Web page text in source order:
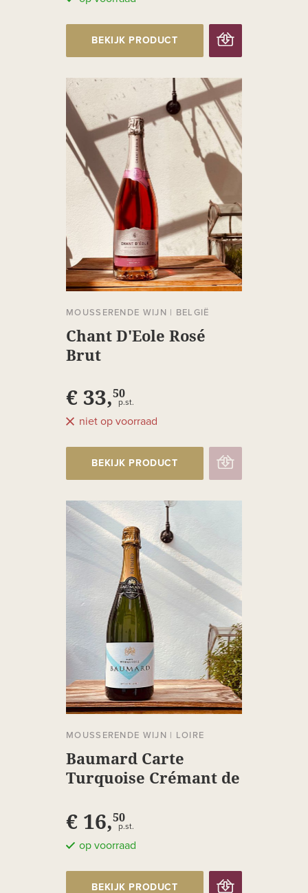
BEKIJK PRODUCT
MOUSSERENDE WIJN | BELGIË
Chant D'Eole Rosé
Brut
€ 33,50
p.st.
niet op voorraad
BEKIJK PRODUCT
MOUSSERENDE WIJN | LOIRE
Baumard Carte
Turquoise Crémant de
€ 16,50
p.st.
op voorraad
BEKIJK PRODUCT